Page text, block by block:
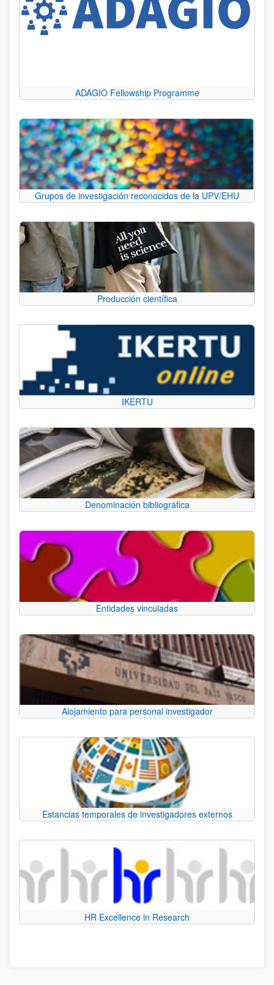
ADAGIO Fellowship Programme
Grupos de investigación reconocidos de la UPV/EHU
Producción científica
IKERTU
Denominación bibliográfica
Entidades vinculadas
Alojamiento para personal investigador
Estancias temporales de investigadores externos
HR Excellence in Research